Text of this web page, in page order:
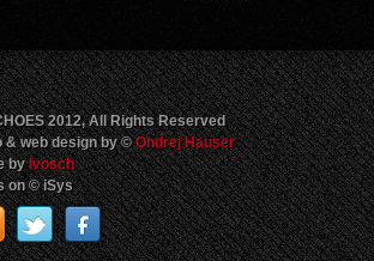
2012, All Rights Reserved
& web design by ©Ondrej Hauser
byIvosch
on © iSys